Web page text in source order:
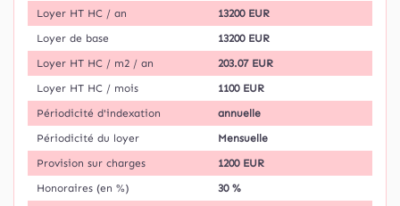
Loyer HT HC / an
13200 EUR
Loyer de base
13200 EUR
Loyer HT HC / m2 / an
203.07 EUR
Loyer HT HC / mois
1100 EUR
Périodicité d'indexation
annuelle
Périodicité du loyer
Mensuelle
Provision sur charges
1200 EUR
Honoraires (en %)
30 %